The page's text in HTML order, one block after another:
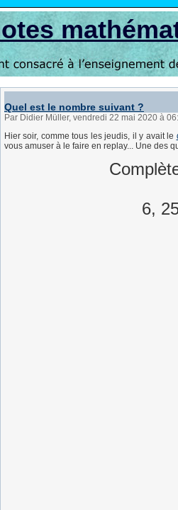
Quel est le nombre suivant ?
Par Didier Müller, vendredi 22 mai 2020 à
Hier soir, comme tous les jeudis, il y avait le
vous amuser à le faire en replay... Une des
6,